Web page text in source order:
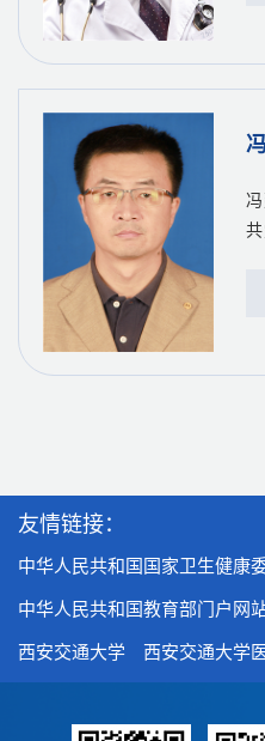
友情链接：
中华人民共和国国家卫生健康
中华人民共和国教育部门户网
西安交通大学 西安交通大学